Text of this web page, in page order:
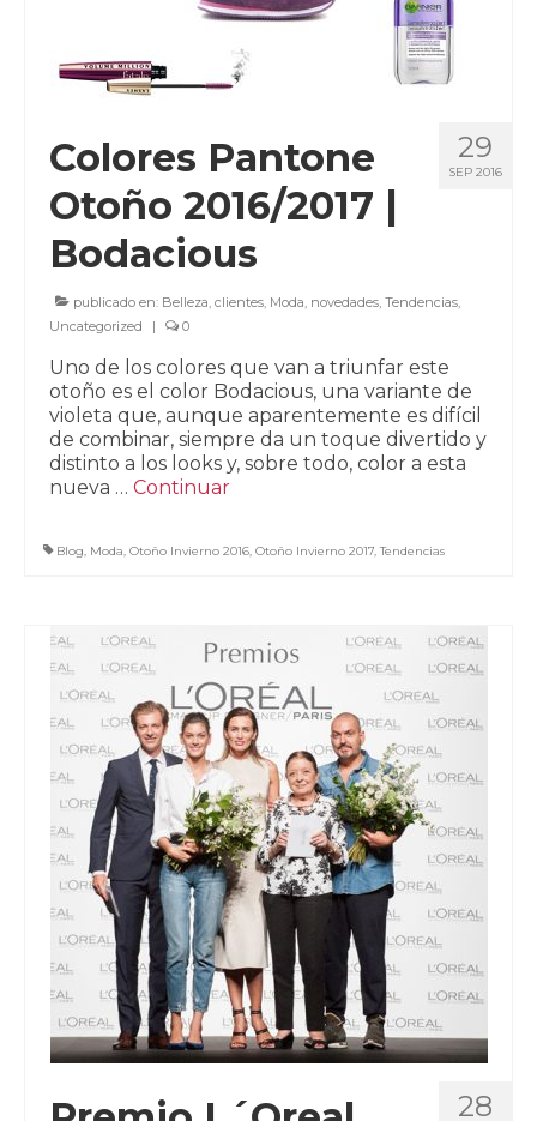
29
SEP 2016
Colores Pantone
Otoño 2016/2017 |
Bodacious
publicado en: Belleza, clientes, Moda, novedades, Tendencias,
Uncategorized
| 0
Uno de los colores que van a triunfar este
otoño es el color Bodacious, una variante de
violeta que, aunque aparentemente es difícil
de combinar, siempre da un toque divertido y
distinto a los looks y, sobre todo, color a esta
nueva … Continuar
Blog, Moda, Otoño Invierno 2016, Otoño Invierno 2017,Tendencias
28